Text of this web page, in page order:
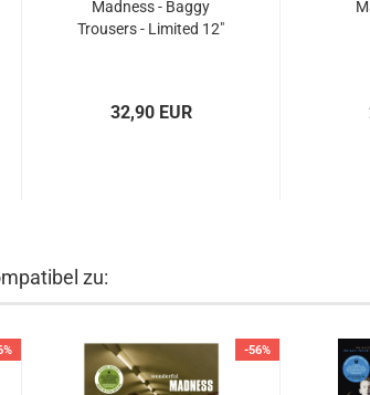
Madness - Baggy
Trousers - Limited 12"
32,90 EUR
zu:
-56%